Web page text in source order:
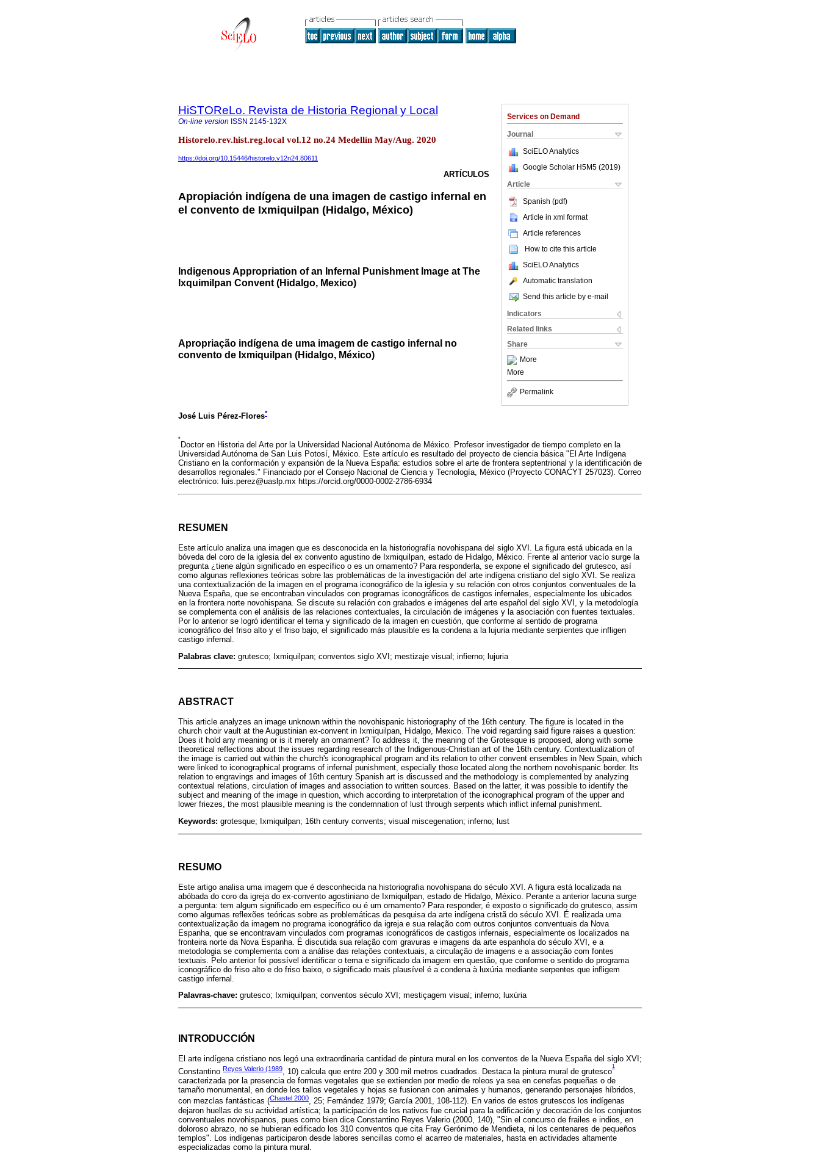
Services on Demand
Journal
SciELO Analytics
Google Scholar H5M5 (2019)
Article
Spanish (pdf)
Article in xml format
Article references
How to cite this article
SciELO Analytics
Automatic translation
Send this article by e-mail
Indicators
Related links
Share
More
More
Permalink
HiSTOReLo. Revista de Historia Regional y Local
On-line version ISSN 2145-132X
Historelo.rev.hist.reg.local vol.12 no.24 Medellín May/Aug. 2020
https://doi.org/10.15446/historelo.v12n24.80611
ARTÍCULOS
Apropiación indígena de una imagen de castigo infernal en
el convento de Ixmiquilpan (Hidalgo, México)
Indigenous Appropriation of an Infernal Punishment Image at The
Ixquimilpan Convent (Hidalgo, Mexico)
Apropriação indígena de uma imagem de castigo infernal no
convento de Ixmiquilpan (Hidalgo, México)
José Luis Pérez-Flores*
*
Doctor en Historia del Arte por la Universidad Nacional Autónoma de México. Profesor investigador de tiempo completo en la
Universidad Autónoma de San Luis Potosí, México. Este artículo es resultado del proyecto de ciencia básica "El Arte Indígena
Cristiano en la conformación y expansión de la Nueva España: estudios sobre el arte de frontera septentrional y la identificación de
desarrollos regionales." Financiado por el Consejo Nacional de Ciencia y Tecnología, México (Proyecto CONACYT 257023). Correo
electrónico: luis.perez@uaslp.mx https://orcid.org/0000-0002-2786-6934
RESUMEN
Este artículo analiza una imagen que es desconocida en la historiografía novohispana del siglo XVI. La figura está ubicada en la
bóveda del coro de la iglesia del ex convento agustino de Ixmiquilpan, estado de Hidalgo, México. Frente al anterior vacío surge la
pregunta ¿tiene algún significado en específico o es un ornamento? Para responderla, se expone el significado del grutesco, así
como algunas reflexiones teóricas sobre las problemáticas de la investigación del arte indígena cristiano del siglo XVI. Se realiza
una contextualización de la imagen en el programa iconográfico de la iglesia y su relación con otros conjuntos conventuales de la
Nueva España, que se encontraban vinculados con programas iconográficos de castigos infernales, especialmente los ubicados
en la frontera norte novohispana. Se discute su relación con grabados e imágenes del arte español del siglo XVI, y la metodología
se complementa con el análisis de las relaciones contextuales, la circulación de imágenes y la asociación con fuentes textuales.
Por lo anterior se logró identificar el tema y significado de la imagen en cuestión, que conforme al sentido de programa
iconográfico del friso alto y el friso bajo, el significado más plausible es la condena a la lujuria mediante serpientes que infligen
castigo infernal.
Palabras clave: grutesco; Ixmiquilpan; conventos siglo XVI; mestizaje visual; infierno; lujuria
ABSTRACT
This article analyzes an image unknown within the novohispanic historiography of the 16th century. The figure is located in the
church choir vault at the Augustinian ex-convent in Ixmiquilpan, Hidalgo, Mexico. The void regarding said figure raises a question:
Does it hold any meaning or is it merely an ornament? To address it, the meaning of the Grotesque is proposed, along with some
theoretical reflections about the issues regarding research of the Indigenous-Christian art of the 16th century. Contextualization of
the image is carried out within the church's iconographical program and its relation to other convent ensembles in New Spain, which
were linked to iconographical programs of infernal punishment, especially those located along the northern novohispanic border. Its
relation to engravings and images of 16th century Spanish art is discussed and the methodology is complemented by analyzing
contextual relations, circulation of images and association to written sources. Based on the latter, it was possible to identify the
subject and meaning of the image in question, which according to interpretation of the iconographical program of the upper and
lower friezes, the most plausible meaning is the condemnation of lust through serpents which inflict infernal punishment.
Keywords: grotesque; Ixmiquilpan; 16th century convents; visual miscegenation; inferno; lust
RESUMO
Este artigo analisa uma imagem que é desconhecida na historiografia novohispana do século XVI. A figura está localizada na
abóbada do coro da igreja do ex-convento agostiniano de Ixmiquilpan, estado de Hidalgo, México. Perante a anterior lacuna surge
a pergunta: tem algum significado em específico ou é um ornamento? Para responder, é exposto o significado do grutesco, assim
como algumas reflexões teóricas sobre as problemáticas da pesquisa da arte indígena cristã do século XVI. É realizada uma
contextualização da imagem no programa iconográfico da igreja e sua relação com outros conjuntos conventuais da Nova
Espanha, que se encontravam vinculados com programas iconográficos de castigos infernais, especialmente os localizados na
fronteira norte da Nova Espanha. É discutida sua relação com gravuras e imagens da arte espanhola do século XVI, e a
metodologia se complementa com a análise das relações contextuais, a circulação de imagens e a associação com fontes
textuais. Pelo anterior foi possível identificar o tema e significado da imagem em questão, que conforme o sentido do programa
iconográfico do friso alto e do friso baixo, o significado mais plausível é a condena à luxúria mediante serpentes que infligem
castigo infernal.
Palavras-chave: grutesco; Ixmiquilpan; conventos século XVI; mestiçagem visual; inferno; luxúria
INTRODUCCIÓN
El arte indígena cristiano nos legó una extraordinaria cantidad de pintura mural en los conventos de la Nueva España del siglo XVI;
Constantino Reyes Valerio (1989, 10) calcula que entre 200 y 300 mil metros cuadrados. Destaca la pintura mural de grutesco
1
caracterizada por la presencia de formas vegetales que se extienden por medio de roleos ya sea en cenefas pequeñas o de
tamaño monumental, en donde los tallos vegetales y hojas se fusionan con animales y humanos, generando personajes híbridos,
con mezclas fantásticas (Chastel 2000, 25; Fernández 1979; García 2001, 108-112). En varios de estos grutescos los indígenas
dejaron huellas de su actividad artística; la participación de los nativos fue crucial para la edificación y decoración de los conjuntos
conventuales novohispanos, pues como bien dice Constantino Reyes Valerio (2000, 140), "Sin el concurso de frailes e indios, en
doloroso abrazo, no se hubieran edificado los 310 conventos que cita Fray Gerónimo de Mendieta, ni los centenares de pequeños
templos". Los indígenas participaron desde labores sencillas como el acarreo de materiales, hasta en actividades altamente
especializadas como la pintura mural.